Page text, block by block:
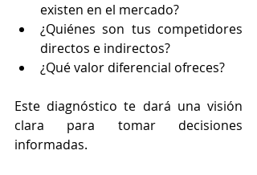
existen en el mercado?
¿Quiénes son tus competidores
directos e indirectos?
¿Qué valor diferencial ofreces?
Este diagnóstico te dará una visión
clara para tomar decisiones
informadas.